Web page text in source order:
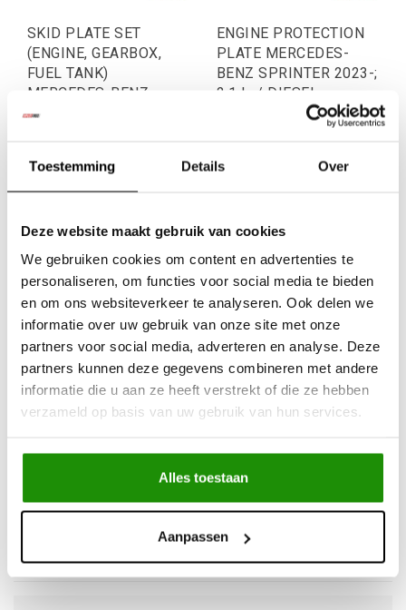
Toestemming Details Over
Deze website maakt gebruik van cookies
We gebruiken cookies om content en advertenties te
personaliseren, om functies voor social media te bieden
en om ons websiteverkeer te analyseren. Ook delen we
informatie over uw gebruik van onze site met onze
partners voor social media, adverteren en analyse. Deze
partners kunnen deze gegevens combineren met andere
informatie die u aan ze heeft verstrekt of die ze hebben
verzameld op basis van uw gebruik van hun services.
Alles toestaan
Aanpassen
SKID PLATE SET
(ENGINE, GEARBOX,
FUEL TANK)
MERCEDES-BENZ
SPRINTER 2023-; 2,1 L.
€1.496,69
€1.811,00
Incl. btw
ENGINE PROTECTION
PLATE MERCEDES-
BENZ SPRINTER 2023-;
2,1 L. / DIESEL
€826,00
Incl. btw
SKID PLATE SET
TRANSFER CASE)
FORD RANGER RAPTOR
2019-2022; 2022-; 2 L.
/ DIESEL
€747,11
Incl. btw
SKID PLATE SET
MERCEDES-BENZ
SPRINTER 2023-; 2,1 L.
/ DIESEL
€1.040,50
€1.259,00
Incl. btw